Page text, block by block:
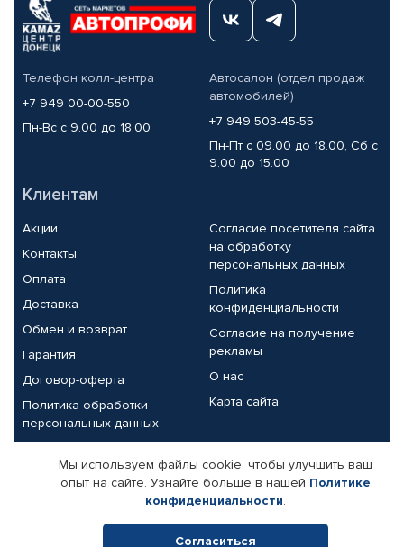
Телефон колл-центра
+7 949 00-00-550
Пн-Вс с 9.00 до 18.00
Автосалон (отдел продаж
автомобилей)
+7 949 503-45-55
Пн-Пт с 09.00 до 18.00, Сб с
9.00 до 15.00
Клиентам
Акции
Контакты
Оплата
Доставка
Обмен и возврат
Гарантия
Договор-оферта
Политика обработки
персональных данных
Согласие посетителя сайта
на обработку
персональных данных
Политика
конфиденциальности
Согласие на получение
рекламы
О нас
Карта сайта
Партнерам
Корпоративным клиентам
Поставщикам
Реквизиты компании
Мы используем файлы cookie, чтобы улучшить ваш
опыт на сайте. Узнайте больше в нашей Политике
конфиденциальности.
Согласиться